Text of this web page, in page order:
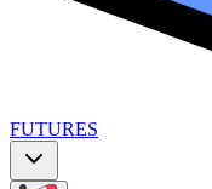
FUTURES